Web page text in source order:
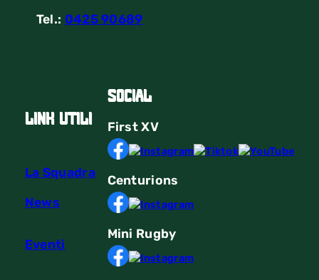
Tel.: 0425 90689
link utili
La Squadra
News
Eventi
Social
FirstXV
Centurions
Mini Rugby